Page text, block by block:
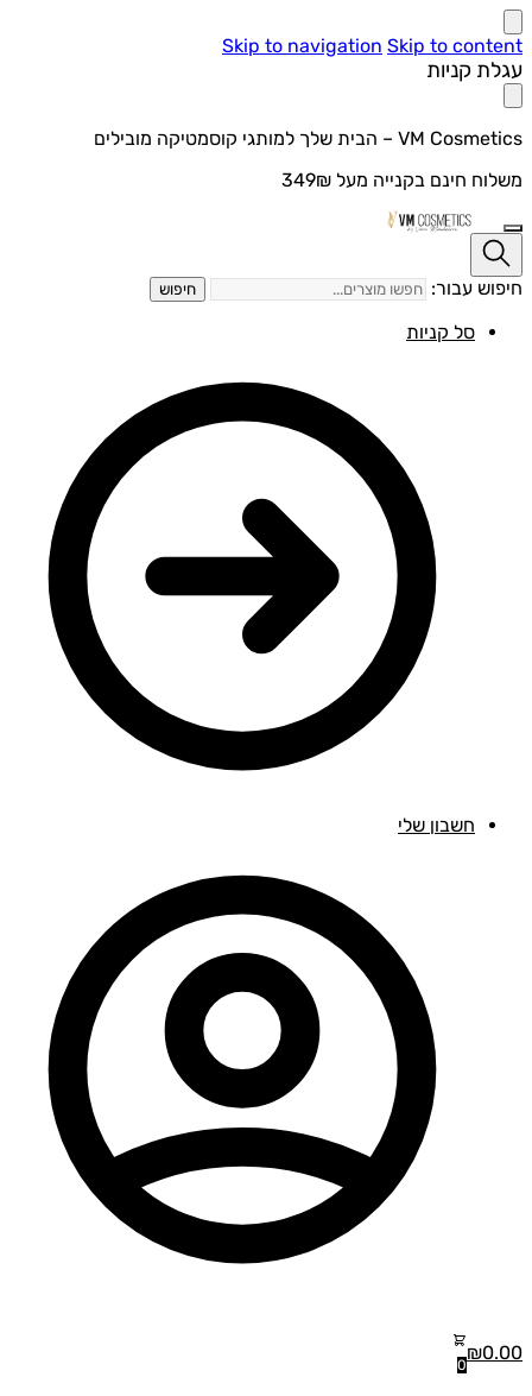
Skip to navigation Skip to content
עגלת קניות
VM Cosmetics – הבית שלך למותגי קוסמטיקה מובילים
משלוח חינם בקנייה מעל 349₪
חיפוש עבור: חיפוש
סל קניות
חשבון שלי
₪0.00
0